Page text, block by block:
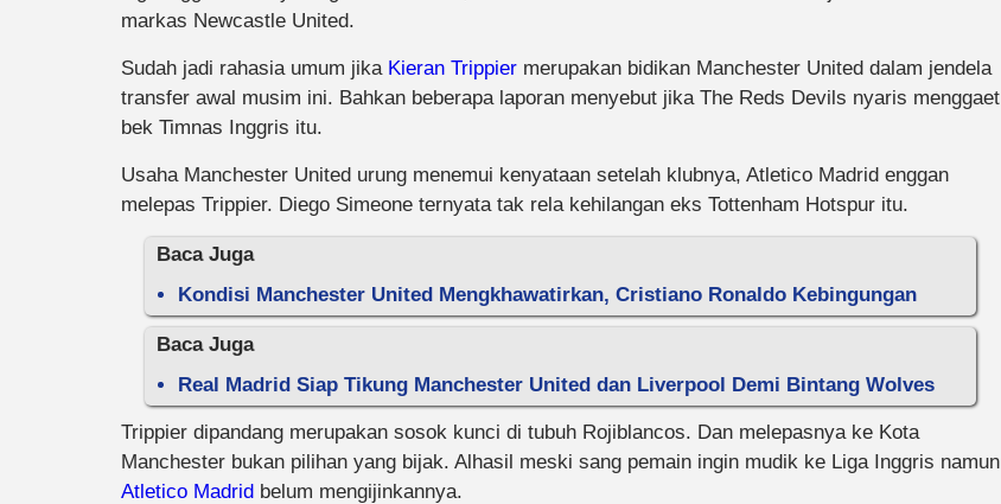
markas Newcastle United.
Sudah jadi rahasia umum jika Kieran Trippier merupakan bidikan Manchester United dalam jendela
transfer awal musim ini. Bahkan beberapa laporan menyebut jika The Reds Devils nyaris menggaet
bek Timnas Inggris itu.
Usaha Manchester United urung menemui kenyataan setelah klubnya, Atletico Madrid enggan
melepas Trippier. Diego Simeone ternyata tak rela kehilangan eks Tottenham Hotspur itu.
Baca Juga
Kondisi Manchester United Mengkhawatirkan, Cristiano Ronaldo Kebingungan
Baca Juga
Real Madrid Siap Tikung Manchester United dan Liverpool Demi Bintang Wolves
Trippier dipandang merupakan sosok kunci di tubuh Rojiblancos. Dan melepasnya ke Kota
Manchester bukan pilihan yang bijak. Alhasil meski sang pemain ingin mudik ke Liga Inggris namun
Atletico Madrid belum mengijinkannya.